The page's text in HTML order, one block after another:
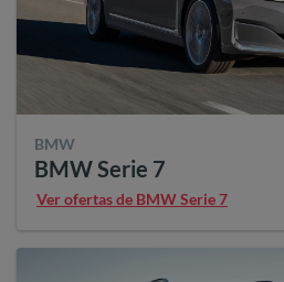
BMW
BMW Serie 7
Ver ofertas de BMW Serie 7